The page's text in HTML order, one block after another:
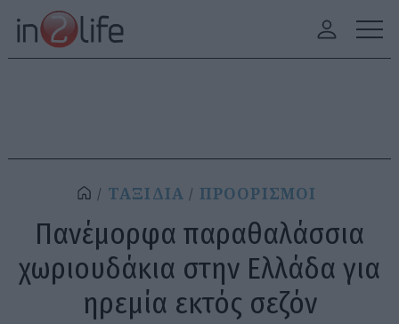
ΤΑΞΙΔΙΑ ΠΡΟΟΡΙΣΜΟΙ
Πανέμορφα παραθαλάσσια
χωριουδάκια στην Ελλάδα για
ηρεμία εκτός σεζόν